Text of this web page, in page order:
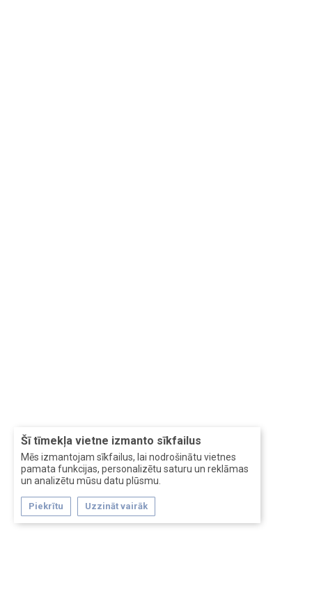
Šī tīmekļa vietne izmanto sīkfailus
Mēs izmantojam sīkfailus, lai nodrošinātu vietnes
pamata funkcijas, personalizētu saturu un reklāmas
un analizētu mūsu datu plūsmu.
Piekrītu Uzzināt vairāk